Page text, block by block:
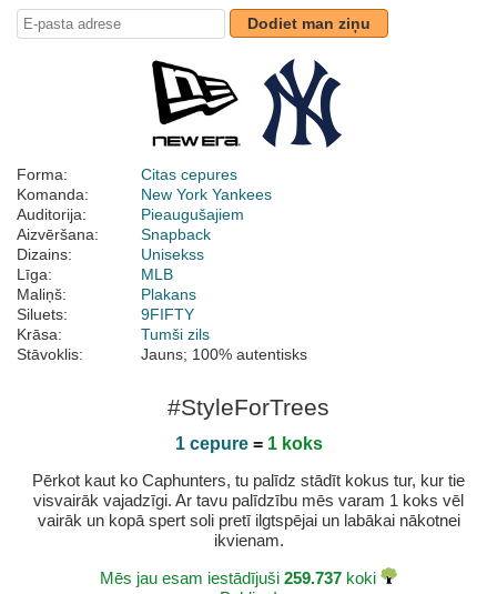
Dodiet man ziņu
Forma:
Citas cepures
Komanda:
New York Yankees
Auditorija:
Pieaugušajiem
Aizvēršana:
Snapback
Dizains:
Unisekss
Līga:
MLB
Maliņš:
Plakans
Siluets:
9FIFTY
Krāsa:
Tumši zils
Stāvoklis:
Jauns; 100% autentisks
#StyleForTrees
1 cepure= 1 koks
Pērkot kaut ko Caphunters, tu palīdz stādīt kokus tur, kur tie
visvairāk vajadzīgi. Ar tavu palīdzību mēs varam 1 koks vēl
vairāk un kopā spert soli pretī ilgtspējai un labākai nākotnei
ikvienam.
Mēs jau esam iestādījuši 259.737 koki